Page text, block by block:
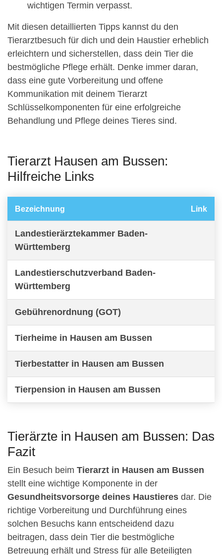
wichtigen Termin verpasst.
Mit diesen detaillierten Tipps kannst du den
Tierarztbesuch für dich und dein Haustier erheblich
erleichtern und sicherstellen, dass dein Tier die
bestmögliche Pflege erhält. Denke immer daran,
dass eine gute Vorbereitung und offene
Kommunikation mit deinem Tierarzt
Schlüsselkomponenten für eine erfolgreiche
Behandlung und Pflege deines Tieres sind.
Tierarzt Hausen am Bussen:
Hilfreiche Links
Bezeichnung Link
Landestierärztekammer Baden-
Württemberg
Landestierschutzverband Baden-
Württemberg
Gebührenordnung (GOT)
Tierheime in Hausen am Bussen
Tierbestatter in Hausen am Bussen
Tierpension in Hausen am Bussen
Tierärzte in Hausen am Bussen: Das
Fazit
Ein Besuch beim Tierarzt in Hausen am Bussen
stellt eine wichtige Komponente in der
Gesundheitsvorsorge deines Haustieres dar. Die
richtige Vorbereitung und Durchführung eines
solchen Besuchs kann entscheidend dazu
beitragen, dass dein Tier die bestmögliche
Betreuung erhält und Stress für alle Beteiligten